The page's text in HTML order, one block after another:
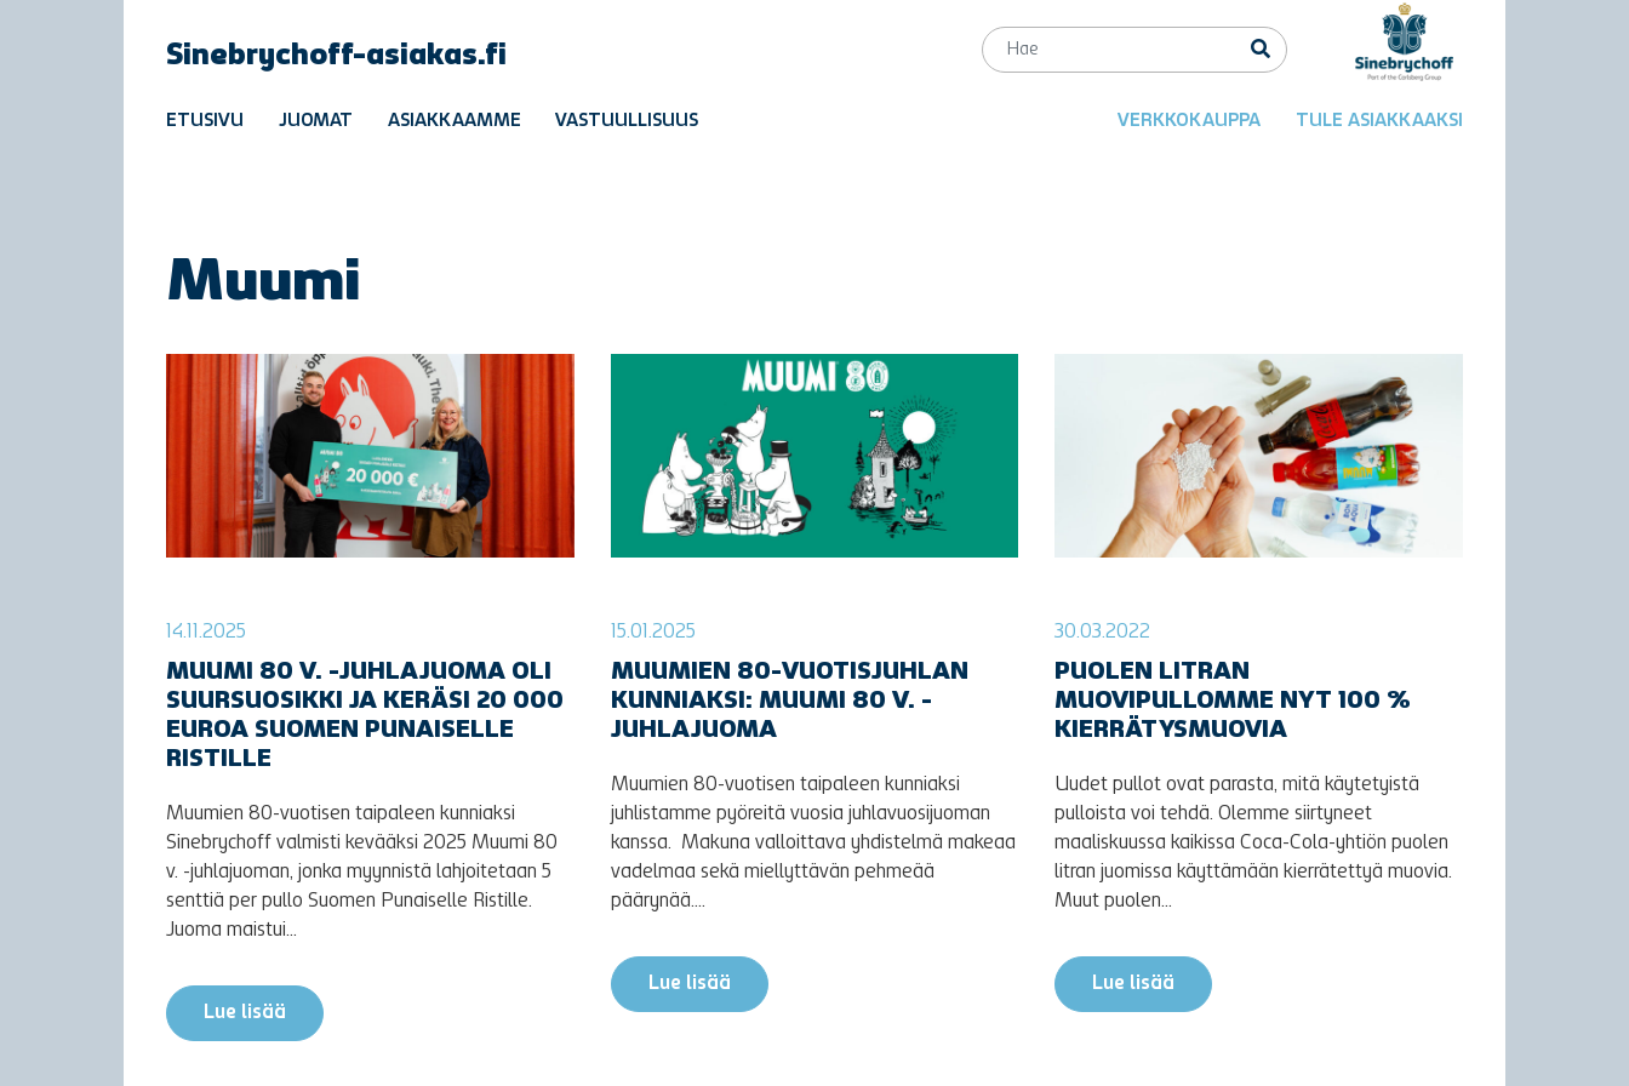
Sinebrychoff-asiakas.fi
ETUSIVU JUOMAT ASIAKKAAMME VASTUULLISUUS VERKKOKAUPPA TULE ASIAKKAAKSI
Muumi
14.11.2025
MUUMI 80 V. -JUHLAJUOMA OLI
SUURSUOSIKKI JA KERÄSI 20 000
EUROA SUOMEN PUNAISELLE
RISTILLE
Muumien 80-vuotisen taipaleen kunniaksi
Sinebrychoff valmisti kevääksi 2025 Muumi 80
v. -juhlajuoman, jonka myynnistä lahjoitetaan 5
senttiä per pullo Suomen Punaiselle Ristille.
Juoma maistui...
Lue lisää
15.01.2025
MUUMIEN 80-VUOTISJUHLAN
KUNNIAKSI: MUUMI 80 V. -
JUHLAJUOMA
Muumien 80-vuotisen taipaleen kunniaksi
juhlistamme pyöreitä vuosia juhlavuosijuoman
kanssa. Makuna valloittava yhdistelmä makeaa
vadelmaa sekä miellyttävän pehmeää
päärynää....
Lue lisää
30.03.2022
PUOLEN LITRAN
MUOVIPULLOMME NYT 100 %
KIERRÄTYSMUOVIA
Uudet pullot ovat parasta, mitä käytetyistä
pulloista voi tehdä. Olemme siirtyneet
maaliskuussa kaikissa Coca-Cola-yhtiön puolen
litran juomissa käyttämään kierrätettyä muovia.
Muut puolen...
Lue lisää